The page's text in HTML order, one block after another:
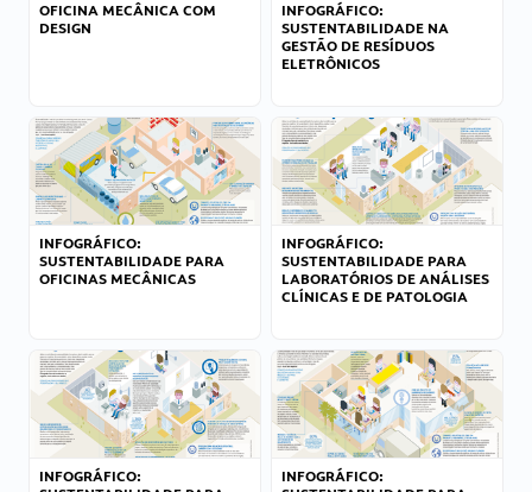
OFICINA MECÂNICA COM
DESIGN
INFOGRÁFICO:
SUSTENTABILIDADE NA
GESTÃO DE RESÍDUOS
ELETRÔNICOS
INFOGRÁFICO:
SUSTENTABILIDADE PARA
OFICINAS MECÂNICAS
INFOGRÁFICO:
SUSTENTABILIDADE PARA
LABORATÓRIOS DE ANÁLISES
CLÍNICAS E DE PATOLOGIA
INFOGRÁFICO:
INFOGRÁFICO: